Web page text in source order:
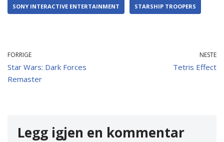
SONY INTERACTIVE ENTERTAINMENT STARSHIP TROOPERS
FORRIGE
Star Wars: Dark Forces
Remaster
NESTE
Tetris Effect
Legg igjen en kommentar